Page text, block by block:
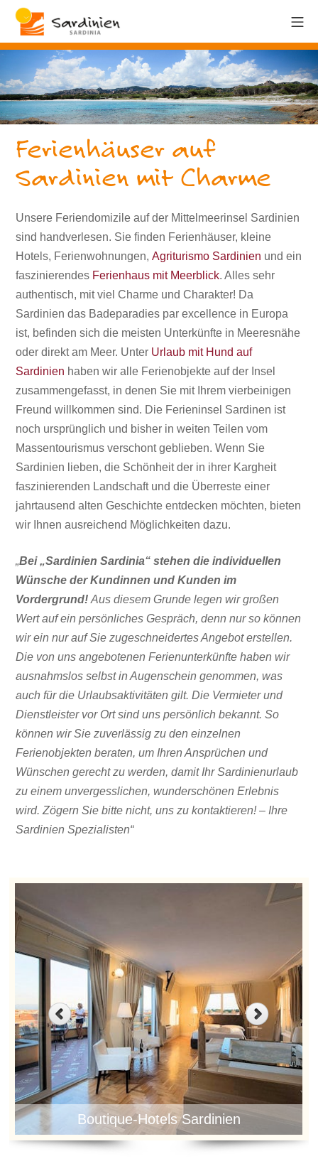
Ferienhäuser auf
Sardinien mit Charme
Unsere Feriendomizile auf der Mittelmeerinsel Sardinien
sind handverlesen. Sie finden Ferienhäuser, kleine
Hotels, Ferienwohnungen,Agriturismo Sardinien und ein
faszinierendes Ferienhaus mit Meerblick. Alles sehr
authentisch, mit viel Charme und Charakter! Da
Sardinien das Badeparadies par excellence in Europa
ist, befinden sich die meisten Unterkünfte in Meeresnähe
oder direkt am Meer. Unter Urlaub mit Hund auf
Sardinien haben wir alle Ferienobjekte auf der Insel
zusammengefasst, in denen Sie mit Ihrem vierbeinigen
Freund willkommen sind. Die Ferieninsel Sardinen ist
noch ursprünglich und bisher in weiten Teilen vom
Massentourismusverschont geblieben. Wenn Sie
Sardinien lieben, die Schönheit der in ihrer Kargheit
faszinierenden Landschaft und die Überreste einer
jahrtausend alten Geschichte entdecken möchten, bieten
wir Ihnen ausreichend Möglichkeiten dazu.
„Bei „Sardinien Sardinia“ stehen die individuellen
Wünsche der Kundinnen und Kunden im
Vordergrund! Aus diesem Grunde legen wir großen
Wert auf ein persönliches Gespräch, denn nur so können
wir ein nur auf Sie zugeschneidertes Angebot erstellen.
Die von uns angebotenen Ferienunterkünfte haben wir
ausnahmslos selbst in Augenschein genommen, was
auch für die Urlaubsaktivitäten gilt. Die Vermieter und
Dienstleister vor Ort sind uns persönlich bekannt. So
können wir Sie zuverlässig zu den einzelnen
Ferienobjekten beraten, um Ihren Ansprüchen und
Wünschen gerecht zu werden, damit Ihr Sardinienurlaub
zu einem unvergesslichen, wunderschönen Erlebnis
wird. Zögern Sie bitte nicht, uns zu kontaktieren! – Ihre
Sardinien Spezialisten“
Boutique-Hotels Sardinien